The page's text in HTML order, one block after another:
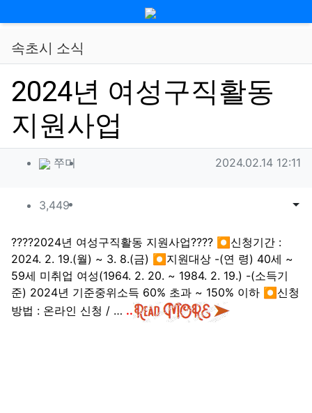
속초시 소식
2024년 여성구직활동
지원사업
작성자 정보
쭈미 작성일
2024.02.14 12:11
컨텐츠 정보
3,449조회 목록게
본문
????2024년 여성구직활동 지원사업???? ⏺신청기간 :
2024. 2. 19.(월) ~ 3. 8.(금) ⏺지원대상 -(연 령) 40세 ~
59세 미취업 여성(1964. 2. 20. ~ 1984. 2. 19.) -(소득기
준) 2024년 기준중위소득 60% 초과 ~ 150% 이하 ⏺신청
방법 : 온라인 신청 / … ..